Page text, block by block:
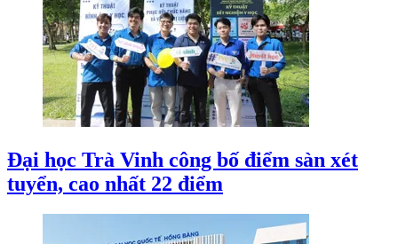
Đại học Trà Vinh công bố điểm sàn xét
tuyển, cao nhất 22 điểm